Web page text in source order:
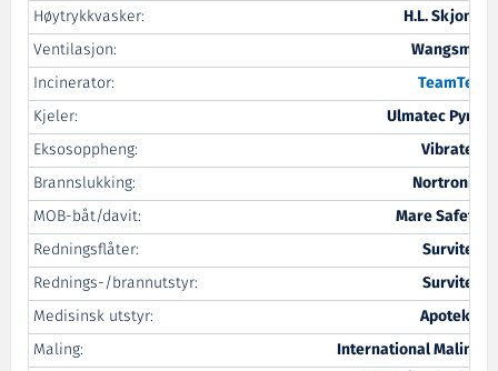
Høytrykkvasker:
H.L. Skjong
Ventilasjon:
Wangsmo
Incinerator:
TeamTec
Kjeler:
Ulmatec Pyro
Eksosoppheng:
Vibratec
Brannslukking:
Nortronik
MOB-båt/davit:
Mare Safety
Redningsflåter:
Survitec
Rednings-/brannutstyr:
Survitec
Medisinsk utstyr:
Apotek 1
Maling:
International Maling